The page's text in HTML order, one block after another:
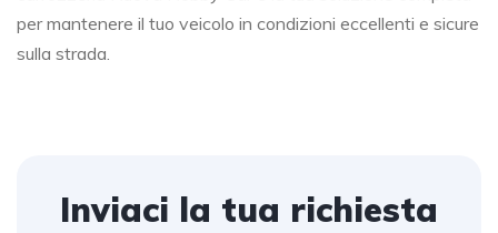
per mantenere il tuo veicolo in condizioni eccellenti e sicure
sulla strada.
Inviaci la tua richiesta